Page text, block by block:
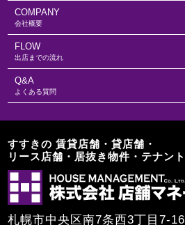
会社概要
COMPANY
出店までの流れ
FLOW
よくある質問
Q&A
すすきの 賃貸店舗・貸店舗・
リース店舗・居抜き物件・テナント
札幌市中央区南7条西3丁目7-16